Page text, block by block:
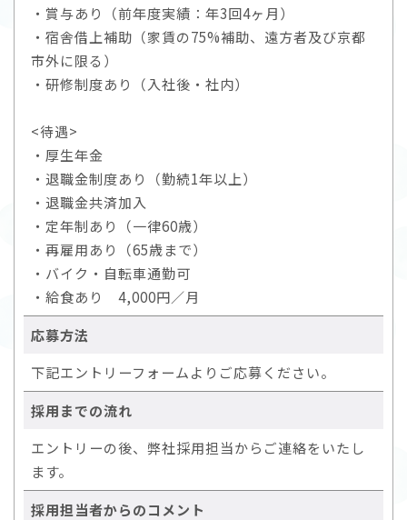
・賞与あり（前年度実績：年3回4ヶ月）
・宿舎借上補助（家賃の75%補助、遠方者及び京都
市外に限る）
・研修制度あり（入社後・社内）
<待遇>
・厚生年金
・退職金制度あり（勤続1年以上）
・退職金共済加入
・定年制あり（一律60歳）
・再雇用あり（65歳まで）
・バイク・自転車通勤可
・給食あり 4,000円／月
応募方法
下記エントリーフォームよりご応募ください。
採用までの流れ
エントリーの後、弊社採用担当からご連絡をいたし
ます。
採用担当者からのコメント